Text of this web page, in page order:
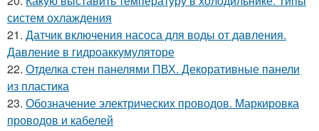
систем охлаждения
21. Датчик включения насоса для воды от давления.
Давление в гидроаккумуляторе
22. Отделка стен панелями ПВХ. Декоративные панели
из пластика
23. Обозначение электрических проводов. Маркировка
проводов и кабелей